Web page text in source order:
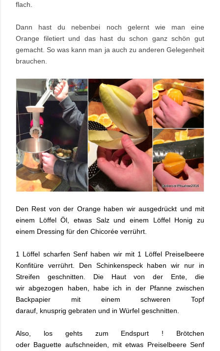
flach.
Dann hast du nebenbei noch gelernt wie man eine
Orange filetiert und das hast du schon ganz schön gut
gemacht. So was kann man ja auch zu anderen Gelegenheit
brauchen.
Den Rest von der Orange haben wir ausgedrückt und mit
einem Löffel Öl, etwas Salz und einem Löffel Honig zu
einem Dressing für den Chicorée verrührt.
1 Löffel scharfen Senf haben wir mit 1 Löffel Preiselbeere
Konfitüre verrührt. Den Schinkenspeck haben wir nur in
Streifen geschnitten. Die Haut von der Ente, die
wir abgezogen haben, habe ich in der Pfanne zwischen
Backpapier mit einem schweren Topf
darauf, knusprig gebraten und in Würfel geschnitten.
Also, los gehts zum Endspurt ! Brötchen
oder Baguette aufschneiden, mit etwas Preiselbeere Senf